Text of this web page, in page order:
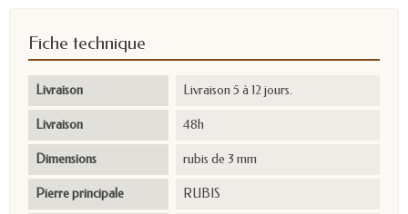
Fiche technique
Livraison Livraison 5 à 12 jours.
Livraison 48h
Dimensions rubis de 3 mm
Pierre principale RUBIS